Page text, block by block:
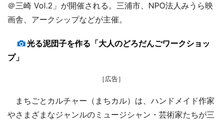
＠三崎 Vol.2」が開催される。三浦市、NPO法人みうら映
画舎、アークシップなどが主催。
光る泥団子を作る「大人のどろだんごワークショッ
プ」
［広告］
まちごとカルチャー（まちカル）は、ハンドメイド作家
やさまざまなジャンルのミュージシャン・芸術家たちが三